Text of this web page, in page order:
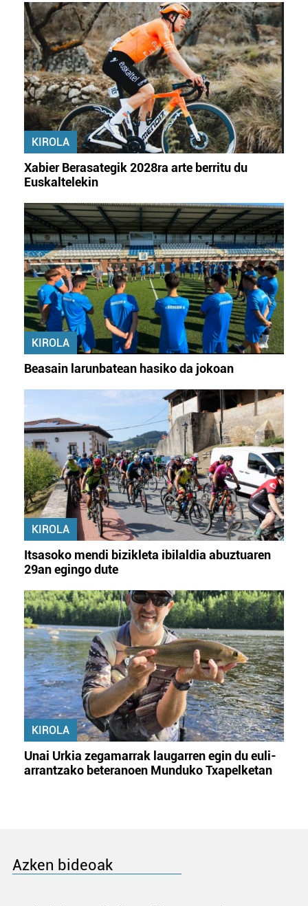
KIROLA
Xabier Berasategik 2028ra arte berritu du
Euskaltelekin
KIROLA
Beasain larunbatean hasiko da jokoan
KIROLA
Itsasoko mendi bizikleta ibilaldia abuztuaren
29an egingo dute
KIROLA
Unai Urkia zegamarrak laugarren egin du euli-
arrantzako beteranoen Munduko Txapelketan
Azken bideoak